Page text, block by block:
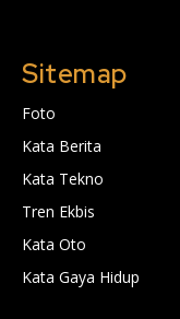
Sitemap
Foto
Kata Berita
Kata Tekno
Tren Ekbis
Kata Oto
Kata Gaya Hidup